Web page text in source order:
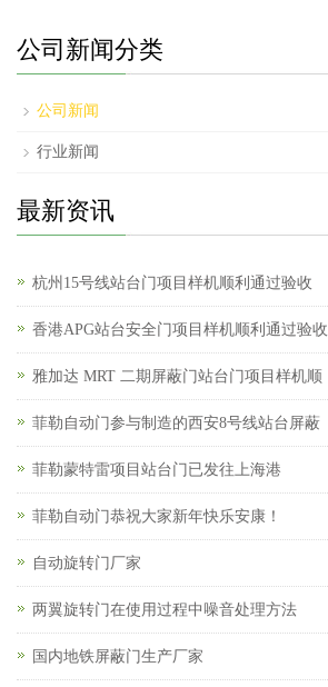
公司新闻分类
公司新闻
行业新闻
最新资讯
杭州15号线站台门项目样机顺利通过验收
香港APG站台安全门项目样机顺利通过验收
雅加达 MRT 二期屏蔽门站台门项目样机顺
菲勒自动门参与制造的西安8号线站台屏蔽
菲勒蒙特雷项目站台门已发往上海港
菲勒自动门恭祝大家新年快乐安康！
自动旋转门厂家
两翼旋转门在使用过程中噪音处理方法
国内地铁屏蔽门生产厂家